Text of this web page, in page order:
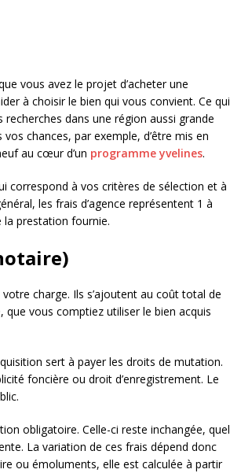
vous avez le projet d’acheter une
à choisir le bien qui vous convient. Ce qui
dans une région aussi grande
vos chances, par exemple, d’être mis en
au cœur d’un programme yvelines.
correspond à vos critères de sélection et à
les frais d’agence représentent 1 à
la prestation fournie.
charge. Ils s’ajoutent au coût total de
vous comptiez utiliser le bien acquis
sert à payer les droits de mutation.
foncière ou droit d’enregistrement. Le
obligatoire. Celle-ci reste inchangée, quel
La variation de ces frais dépend donc
ou émoluments, elle est calculée à partir